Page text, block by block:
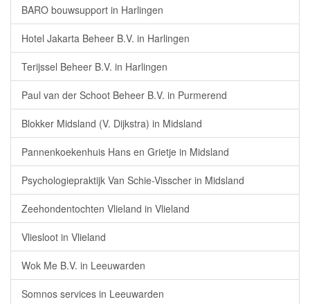
BARO bouwsupport in Harlingen
Hotel Jakarta Beheer B.V. in Harlingen
Terijssel Beheer B.V. in Harlingen
Paul van der Schoot Beheer B.V. in Purmerend
Blokker Midsland (V. Dijkstra) in Midsland
Pannenkoekenhuis Hans en Grietje in Midsland
Psychologiepraktijk Van Schie-Visscher in Midsland
Zeehondentochten Vlieland in Vlieland
Vliesloot in Vlieland
Wok Me B.V. in Leeuwarden
Somnos services in Leeuwarden